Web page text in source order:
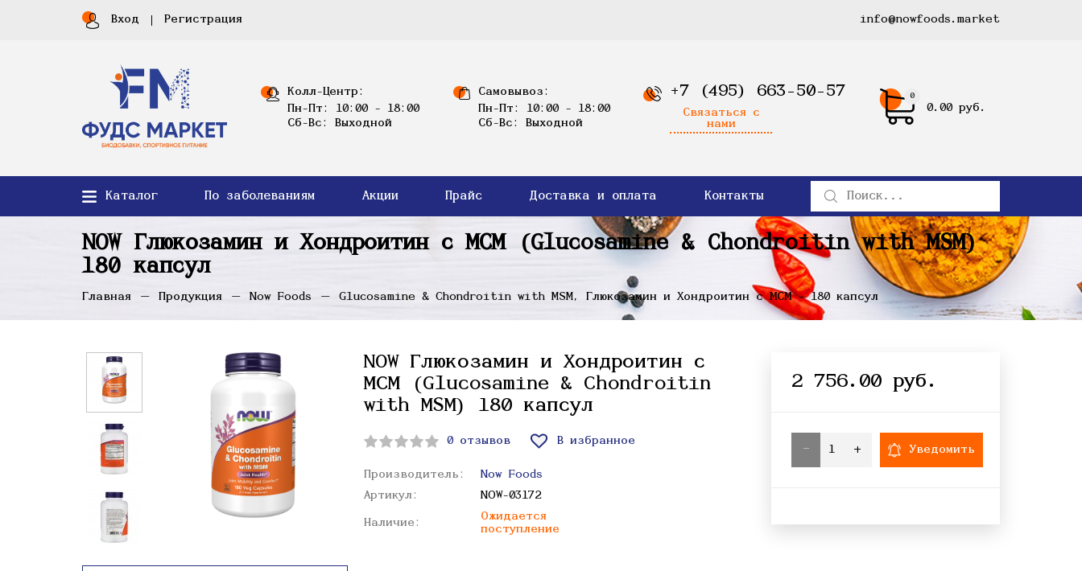
Вход Регистрация info@nowfoods.market
Колл-Центр:
Пн-Пт: 10:00 - 18:00
Сб-Вс: Выходной
Самовывоз:
Пн-Пт: 10:00 - 18:00
Сб-Вс: Выходной
+7 (495) 663-50-57
Связаться с
нами
0
0.00 руб.
Каталог По заболеваниям Акции Прайс Доставка и оплата Контакты
NOW Глюкозамин и Хондроитин с МСМ (Glucosamine & Chondroitin with MSM)
180 капсул
Главная Продукция Now Foods Glucosamine & Chondroitin with MSM, Глюкозамин и Хондроитин с МСМ - 180 капсул
NOW Глюкозамин и Хондроитин с
МСМ (Glucosamine & Chondroitin
with MSM) 180 капсул
0 отзывов В избранное
Производитель:
Now Foods
Артикул:
NOW-03172
Наличие:
Ожидается
поступление
2 756.00 руб.
- + Уведомить